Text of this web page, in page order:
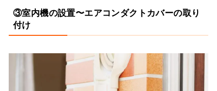
③室内機の設置〜エアコンダクトカバーの取り
付け